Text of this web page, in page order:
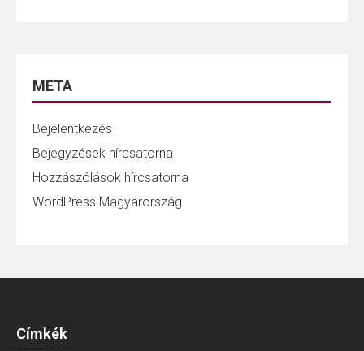
META
Bejelentkezés
Bejegyzések hírcsatorna
Hozzászólások hírcsatorna
WordPress Magyarország
Címkék